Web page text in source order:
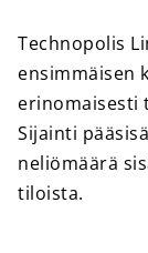
Technopolis
ensimmäisen
erinomaisesti
Sijainti
neliömäärä
tiloista.